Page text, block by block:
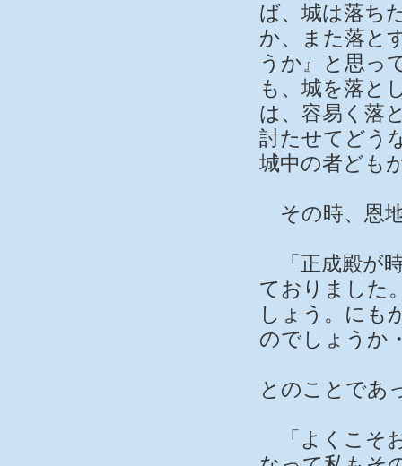
ば、城は落ち
か、また落と
うか』と思っ
も、城を落と
は、容易く落
討たせてどう
城中の者ども
その時、恩
「正成殿が
ておりました
しょう。にも
のでしょうか
とのことであ
「よくこそ